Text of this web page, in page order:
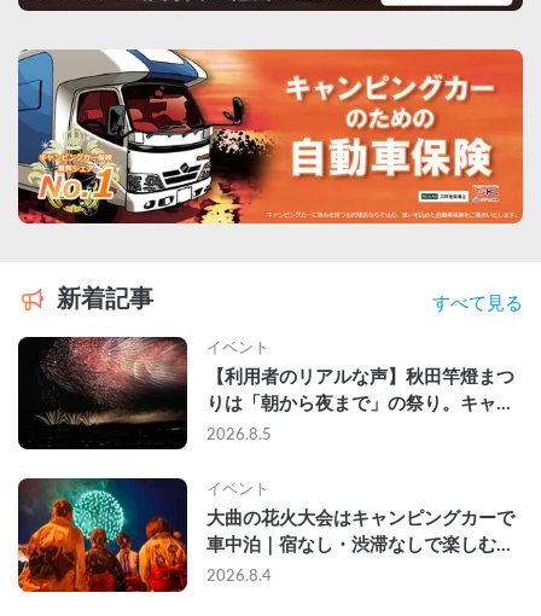
新着記事 すべて見る
イベント
【利用者のリアルな声】秋田竿燈まつ
りは「朝から夜まで」の祭り。キャン
ピングカーで行った2組の記録
2026.8.5
イベント
大曲の花火大会はキャンピングカーで
車中泊｜宿なし・渋滞なしで楽しむ
2026年完全ガイド
2026.8.4